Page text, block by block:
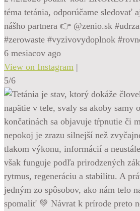
téma tetánia, odporúčame sledovať
nášho partnera 👉 @zenio.sk
#zerowaste #vyzivovydoplnok
6 mesiacov ago
View on Instagram |
5/6